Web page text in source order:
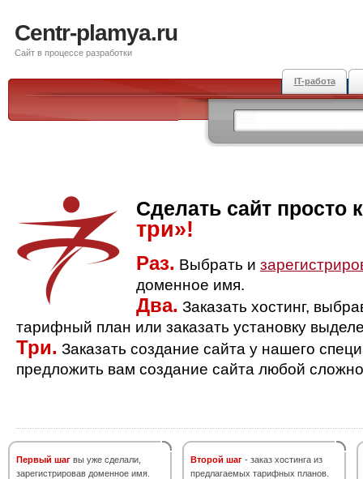
Centr-plamya.ru
Сайт в процессе разработки
IT-работа
Сделать сайт просто
три»!
Раз. Выбрать и
доменное имя.
Два. Заказать хостинг,
тарифный план или заказать установку
Три. Заказать создание сайта у нашего
предложить вам создание сайта любой
Первый шаг вы уже сделали,
зарегистрировав доменное имя.
Второй шаг - заказ хостинга из
предлагаемых тарифных планов.